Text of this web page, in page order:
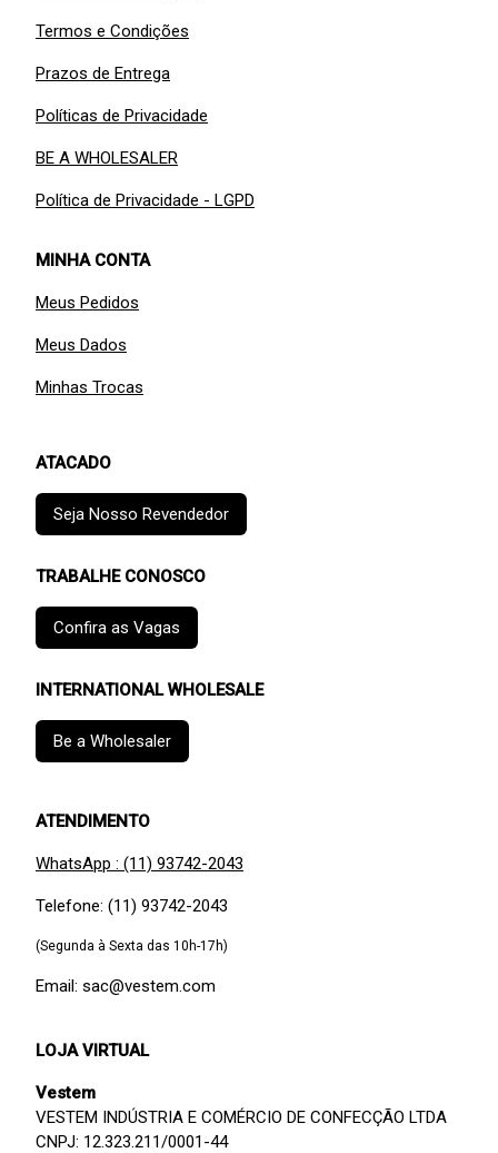
Termos e Condições
Prazos de Entrega
Políticas de Privacidade
BE A WHOLESALER
Política de Privacidade - LGPD
MINHA CONTA
Meus Pedidos
Meus Dados
Minhas Trocas
ATACADO
Seja Nosso Revendedor
TRABALHE CONOSCO
Confira as Vagas
INTERNATIONAL WHOLESALE
Be a Wholesaler
ATENDIMENTO
WhatsApp : (11) 93742-2043
Telefone: (11) 93742-2043
(Segunda à Sexta das 10h-17h)
Email: sac@vestem.com
LOJA VIRTUAL
Vestem
VESTEM INDÚSTRIA E COMÉRCIO DE CONFECÇÃO LTDA
CNPJ: 12.323.211/0001-44